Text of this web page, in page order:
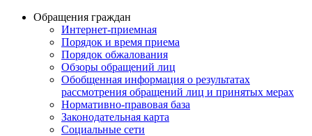
Обращения граждан
Интернет-приемная
Порядок и время приема
Порядок обжалования
Обзоры обращений лиц
Обобщенная информация о результатах
рассмотрения обращений лиц и принятых мерах
Нормативно-правовая база
Законодательная карта
Социальные сети